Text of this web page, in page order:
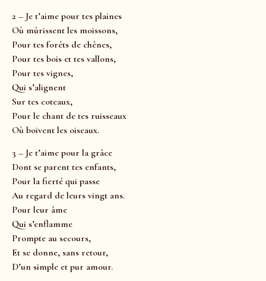
2 – Je t’aime pour tes plaines
Où mûrissent les moissons,
Pour tes forêts de chênes,
Pour tes bois et tes vallons,
Pour tes vignes,
Qui s’alignent
Sur tes coteaux,
Pour le chant de tes ruisseaux
Où boivent les oiseaux.
3 – Je t’aime pour la grâce
Dont se parent tes enfants,
Pour la fierté qui passe
Au regard de leurs vingt ans.
Pour leur âme
Qui s’enflamme
Prompte au secours,
Et se donne, sans retour,
D’un simple et pur amour.